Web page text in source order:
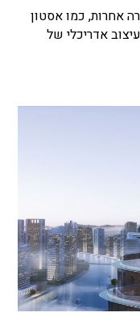
אחרות, כמו אסטון
אדריכלי של